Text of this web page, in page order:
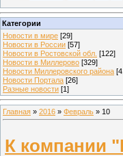
Категории
Новости в мире [29]
Новости в России [57]
Новости в Ростовской обл. [122]
Новости в Миллерово [329]
Новости Миллеровского района
Новости Портала [26]
Разные новости [1]
Главная » 2016 » Февраль » 10
К компании